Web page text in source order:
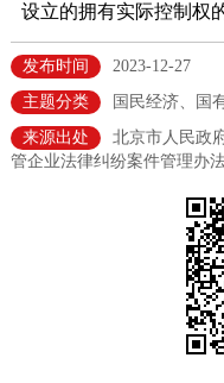
市领导
政策兑现
决策公开
设立的拥有实际控制权
发布时间
2023-12-27
主题分类
国民经济、国
来源出处
北京市人民政
管企业法律纠纷案件管理办